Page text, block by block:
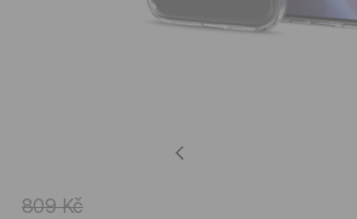
Previous
809 Kč